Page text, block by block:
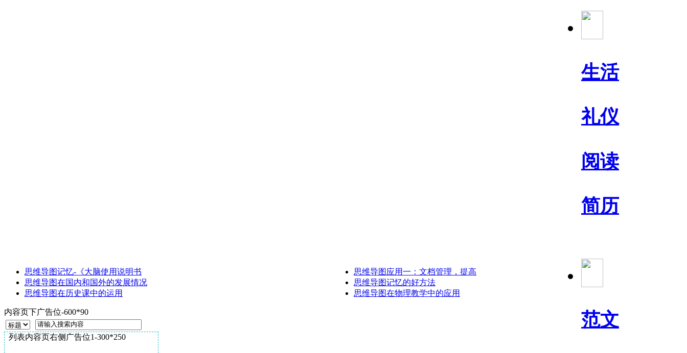
生活
礼仪
阅读
简历
范文
思维导图记忆-《大脑使用说明书
思维导图应用一：文档管理，提高
思维导图在国内和国外的发展情况
思维导图记忆的好方法
思维导图在历史课中的运用
思维导图在物理教学中的应用
内容页下广告位-600*90
列表内容页右侧广告位1-300*250